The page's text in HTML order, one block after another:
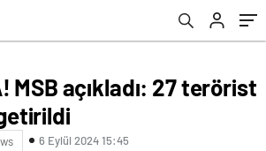
MSB açıkladı: 27 terörist
6 Eylül 2024 15:45